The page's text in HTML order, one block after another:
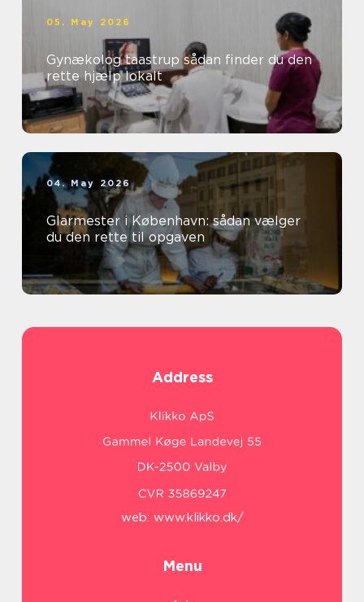
05. May 2026
Gynækolog taastrup sådan finder du den
rette hjælp lokalt
04. May 2026
Glarmester i København: sådan vælger
du den rette til opgaven
Address
web: www.klikko.dk/
Menu